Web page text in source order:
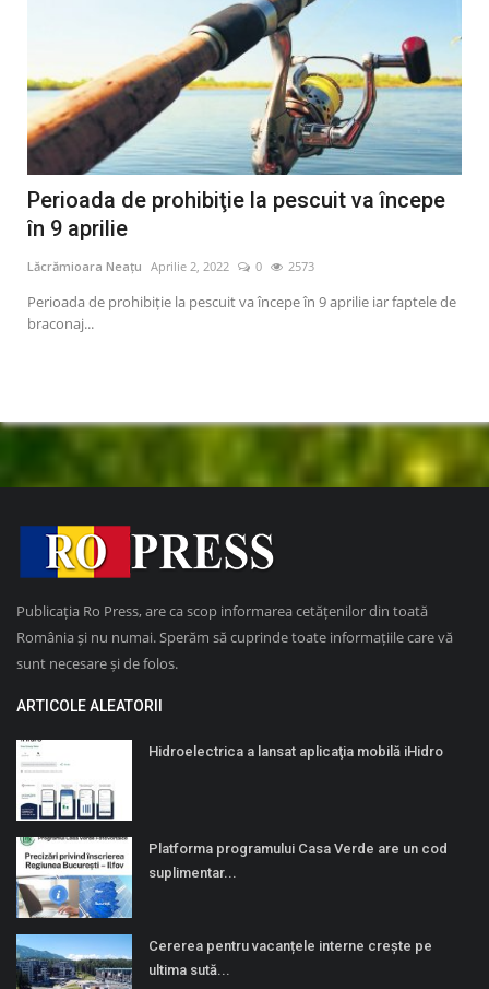
faptele de
10 Decembrie – “Ziua ANOFM”
Lăcrămioara Neațu
Agenţia Naţională pentru Ocuparea Forţei de Muncă
21 de ani de activitate
Publicația Ro Press, are ca scop informarea cetățenilor din toată
România și nu numai. Sperăm să cuprinde toate informațiile care vă
sunt necesare și de folos.
ARTICOLE ALEATORII
Hidroelectrica a lansat aplicaţia mobilă iHidro
Platforma programului Casa Verde are un cod
suplimentar...
Cererea pentru vacanțele interne crește pe
ultima sută...